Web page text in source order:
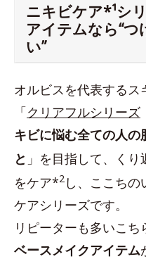
ニキビケア*¹シ
アイテムなら“
い”
オルビスを代表する
「クリアフルシリーズ
キビに悩む全ての人の
と 」を目指して、く
をケア*2 し、ここち
ケアシリーズです。
リピーターも多いこ
ベースメイクアイテム